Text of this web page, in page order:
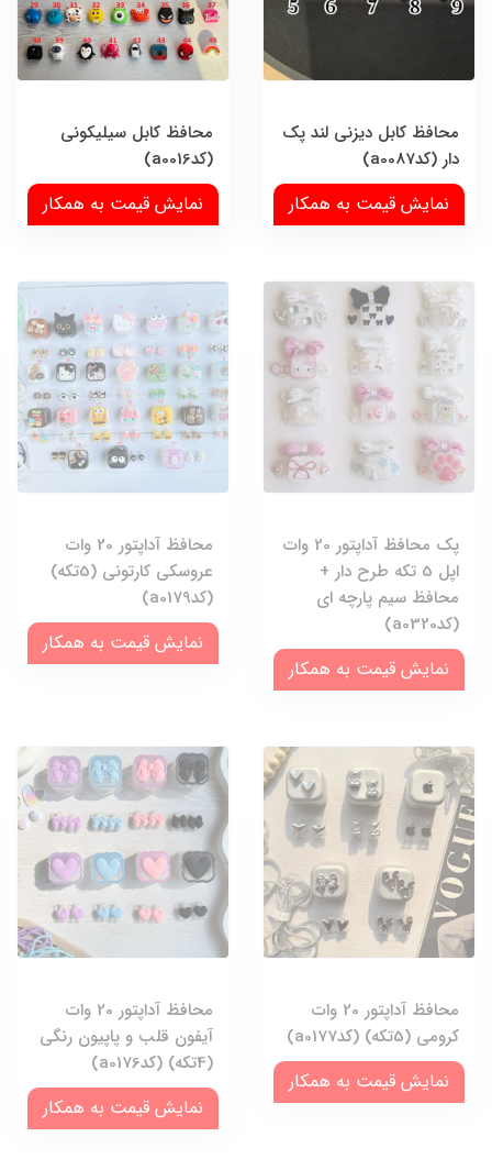
محافظ کابل دیزنی لند پک
دار (کدa0087)
نمایش قیمت به همکار
محافظ کابل سیلیکونی
(کدa0016)
نمایش قیمت به همکار
پک محافظ آداپتور 20 وات
اپل 5 تکه طرح دار +
محافظ سیم پارچه ای
(کدa0320)
نمایش قیمت به همکار
محافظ آداپتور 20 وات
عروسکی کارتونی (5تکه)
(کدa0179)
نمایش قیمت به همکار
محافظ آداپتور 20 وات
کرومی (5تکه) (کدa0177)
نمایش قیمت به همکار
محافظ آداپتور 20 وات
آیفون قلب و پاپیون رنگی
(4تکه) (کدa0176)
نمایش قیمت به همکار